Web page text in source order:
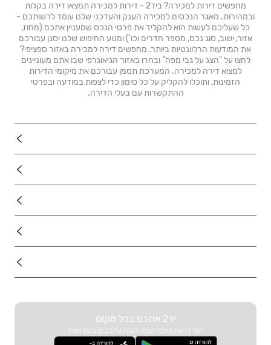
מחפשים דירות למכירה? ביד2 - דירות למכירה תמצאו דירה בקלות
ובמהירות. מאגר הנכסים למכירה הענק והעדכני שלנו עומד לרשותכם -
כל שעליכם לעשות הוא להקליד את פרטי הנכס שמעניין אתכם (מחוז,
אזור, ישוב, סוג נכס, מספר חדרים וכו') ומנוע החיפוש שלנו יסנן עבורכם
את המודעות הרלוונטיות ביותר. מחפשים דירה למכירה באזור ספציפי?
לחצו על "הצג על גבי מפה" ובחרו באזור הגיאוגרפי שבו אתם מעוניינים
למצוא דירה למכירה. המערכת תסמן עבורכם את מיקומי הדירות
הזמינות, ותוכלו להקליק על כל סימון כדי לצפות במודעה ובפרטי
ההתקשרות עם בעלי הדירה.
יד2 אתכם בכל מקום
הורידו את האפליקציה וקבלו עדכונים בזמן אמת